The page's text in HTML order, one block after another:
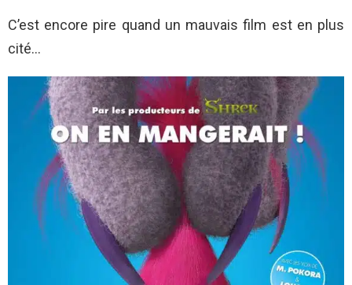
C’est encore pire quand un mauvais film est en plus
cité…